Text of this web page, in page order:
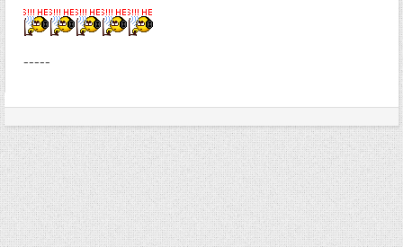
-----